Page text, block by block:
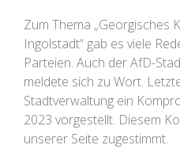
Zum Thema „Georgisches
Ingolstadt“ gab es viele
Parteien. Auch der AfD-
meldete sich zu Wort.
Stadtverwaltung ein
2023 vorgestellt. Diesem
unserer Seite zugestimmt.